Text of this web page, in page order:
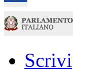
Scrivi